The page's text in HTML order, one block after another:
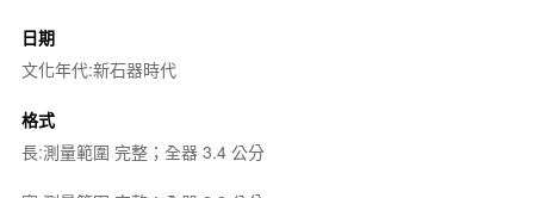
日期
文化年代:新石器時代
格式
長:測量範圍 完整；全器 3.4 公分